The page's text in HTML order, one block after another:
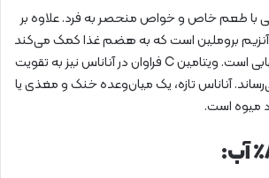
با طعم خاص و خواص منحصر به فرد. علاوه بر
آنزیم بروملین است که به هضم غذا کمک می‌کند
و دارای خواص ضدالتهابی است. ویتامین C فراوان در آناناس نیز به تقویت
آناناس تازه، یک میان‌وعده خنک و مغذی یا
میوه است.